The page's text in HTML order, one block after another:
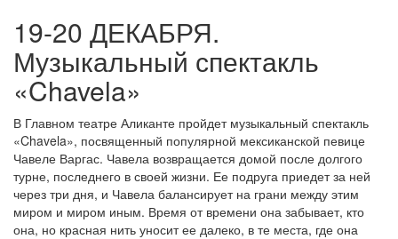
19-20 ДЕКАБРЯ.
Музыкальный спектакль
«Chavela»
В Главном театре Аликанте пройдет музыкальный спектакль
«Chavela», посвященный популярной мексиканской певице
Чавеле Варгас. Чавела возвращается домой после долгого
турне, последнего в своей жизни. Ее подруга приедет за ней
через три дня, и Чавела балансирует на грани между этим
миром и миром иным. Время от времени она забывает, кто
она, но красная нить уносит ее далеко, в те места, где она